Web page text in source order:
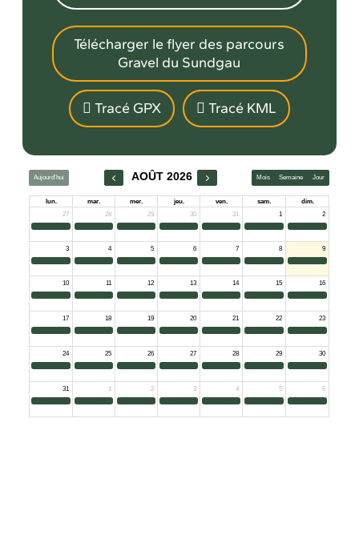
Télécharger le flyer des parcours
Gravel du Sundgau
Tracé GPX Tracé KML